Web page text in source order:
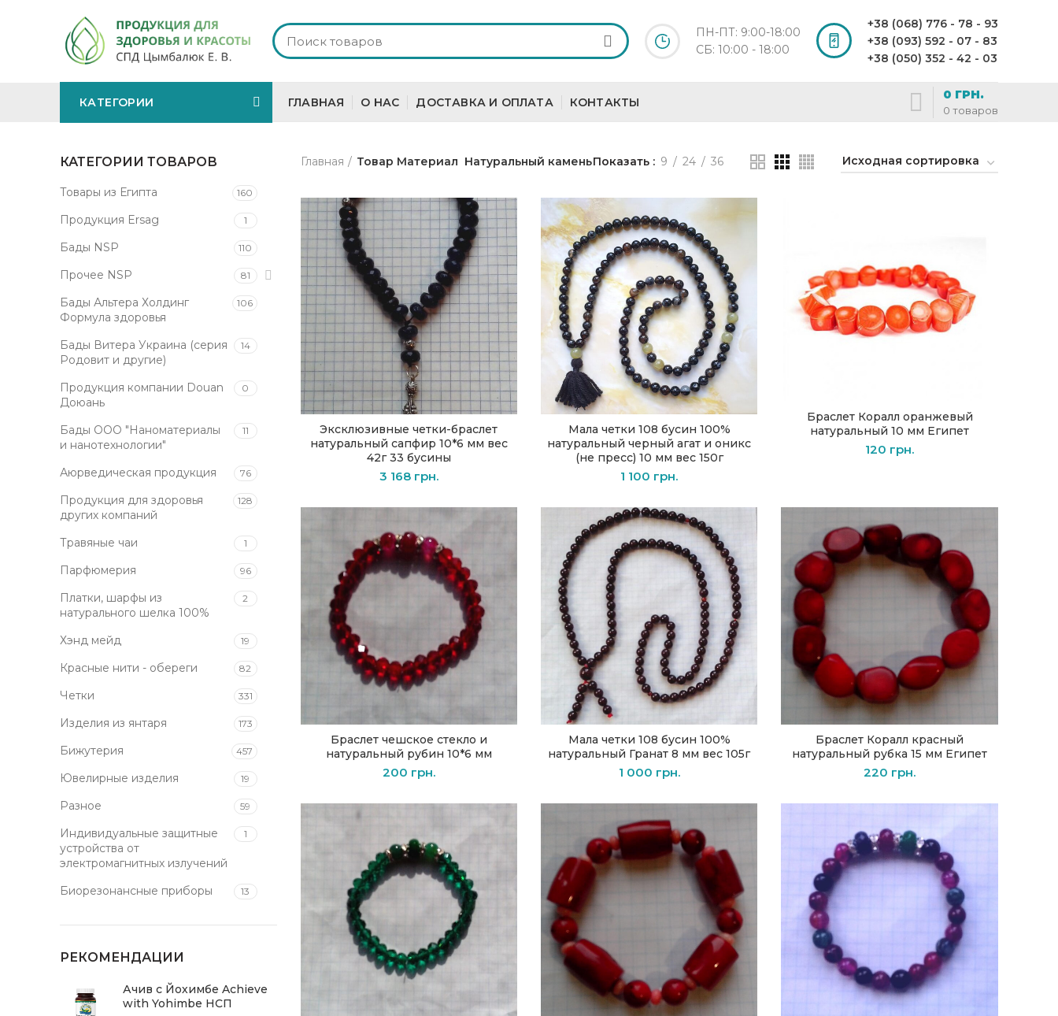
ПН-ПТ: 9:00-18:00
СБ: 10:00 - 18:00
+38 (068) 776 - 78 - 93
+38 (093) 592 - 07 - 83
+38 (050) 352 - 42 - 03
КАТЕГОРИИ ГЛАВНАЯ О НАС ДОСТАВКА И ОПЛАТА КОНТАКТЫ
0 товаров
0 ГРН.
КАТЕГОРИИ ТОВАРОВ
Товары из Египта 160
Продукция Ersag 1
Бады NSP 110
Прочее NSP 81
Бады Альтера Холдинг
Формула здоровья
106
Бады Витера Украина (серия
Родовит и другие)
14
Продукция компании Douan
Доюань
0
Бады ООО "Наноматериалы
и нанотехнологии"
11
Аюрведическая продукция 76
Продукция для здоровья
других компаний
128
Травяные чаи 1
Парфюмерия 96
Платки, шарфы из
натурального шелка 100%
2
Хэнд мейд 19
Красные нити - обереги 82
Четки 331
Изделия из янтаря 173
Бижутерия 457
Ювелирные изделия 19
Разное 59
Индивидуальные защитные
устройства от
электромагнитных излучений
1
Биорезонансные приборы 13
РЕКОМЕНДАЦИИ
Ачив с Йохимбе Achieve
with Yohimbe НСП
Главная Товар Материал Натуральный каменьПоказать 9 24 36
В КОРЗИНУ
Эксклюзивные четки-браслет
натуральный сапфир 10*6 мм вес
42г 33 бусины
3 168 грн.
В КОРЗИНУ
Мала четки 108 бусин 100%
натуральный черный агат и оникс
(не пресс) 10 мм вес 150г
1 100 грн.
В КОРЗИНУ
Браслет Коралл оранжевый
натуральный 10 мм Египет
120 грн.
В КОРЗИНУ
Браслет чешское стекло и
натуральный рубин 10*6 мм
200 грн.
В КОРЗИНУ
Мала четки 108 бусин 100%
натуральный Гранат 8 мм вес 105г
1 000 грн.
В КОРЗИНУ
Браслет Коралл красный
натуральный рубка 15 мм Египет
220 грн.